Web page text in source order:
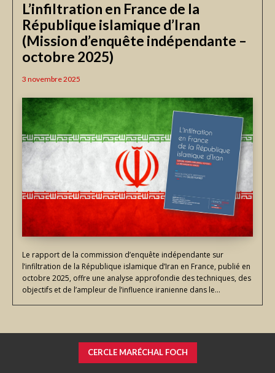
L’infiltration en France de la
République islamique d’Iran
(Mission d’enquête indépendante –
octobre 2025)
3 novembre 2025
Le rapport de la commission d’enquête indépendante sur
l’infiltration de la République islamique d’Iran en France, publié en
octobre 2025, offre une analyse approfondie des techniques, des
objectifs et de l’ampleur de l’influence iranienne dans le...
CERCLE MARÉCHAL FOCH